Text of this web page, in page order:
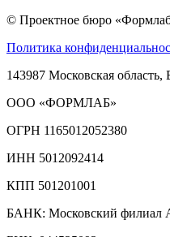
© Проектное бюро
Политика
143987 Московская
ООО «ФОРМЛАБ»
ОГРН 1165012052380
ИНН 5012092414
КПП 501201001
БАНК: Московский филиал